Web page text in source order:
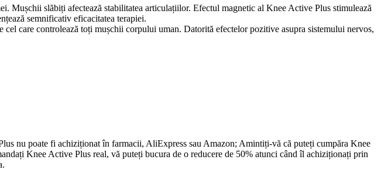
Mușchii slăbiți afectează stabilitatea articulațiilor. Efectul magnetic al Knee Active Plus stimulează
semnificativ eficacitatea terapiei.
care controlează toți mușchii corpului uman. Datorită efectelor pozitive asupra sistemului nervos,
nu poate fi achiziționat în farmacii, AliExpress sau Amazon; Amintiți-vă că puteți cumpăra Knee
Knee Active Plus real, vă puteți bucura de o reducere de 50% atunci când îl achiziționați prin